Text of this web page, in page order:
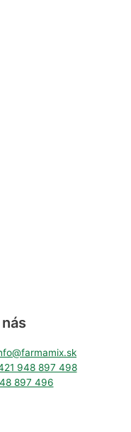
948 897 498
897 496